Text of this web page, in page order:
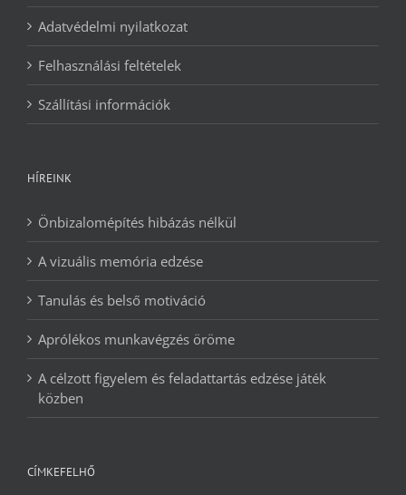
Adatvédelmi nyilatkozat
Felhasználási feltételek
Szállítási információk
HÍREINK
Önbizalomépítés hibázás nélkül
A vizuális memória edzése
Tanulás és belső motiváció
Aprólékos munkavégzés öröme
A célzott figyelem és feladattartás edzése játék
közben
CÍMKEFELHŐ